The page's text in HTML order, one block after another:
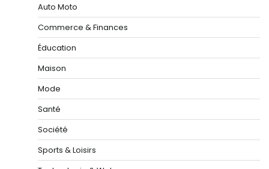
Auto Moto
Commerce & Finances
Éducation
Maison
Mode
Santé
Société
Sports & Loisirs